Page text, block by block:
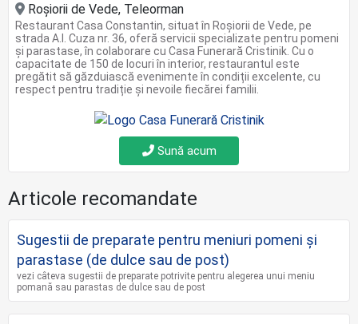
Roșiorii de Vede, Teleorman
Restaurant Casa Constantin, situat în Roșiorii de Vede, pe
strada A.I. Cuza nr. 36, oferă servicii specializate pentru pomeni
și parastase, în colaborare cu Casa Funerară Cristinik. Cu o
capacitate de 150 de locuri în interior, restaurantul este
pregătit să găzduiască evenimente în condiții excelente, cu
respect pentru tradiție și nevoile fiecărei familii.
Sună acum
Articole recomandate
Sugestii de preparate pentru meniuri pomeni și
parastase (de dulce sau de post)
vezi câteva sugestii de preparate potrivite pentru alegerea unui meniu
pomană sau parastas de dulce sau de post